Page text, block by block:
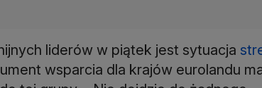
liderów w piątek jest sytuacja
wsparcia dla krajów eurolandu